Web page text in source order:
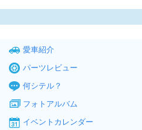
愛車紹介
パーツレビュー
何シテル？
フォトアルバム
イベントカレンダー